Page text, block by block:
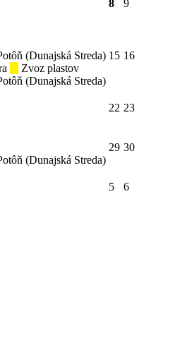
8 9
(Dunajská Streda)
Zvoz plastov
(Dunajská Streda)
15 16
22 23
(Dunajská Streda)
29 30
5
6